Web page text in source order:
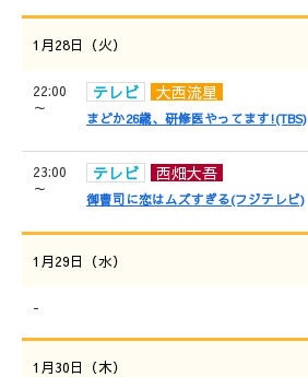
1月28日（火）
22:00
～
テレビ 大西流星
まどか26歳、研修医やってます!(TBS)
23:00
～
テレビ 西畑大吾
御曹司に恋はムズすぎる(フジテレビ)
1月29日（水）
-
1月30日（木）